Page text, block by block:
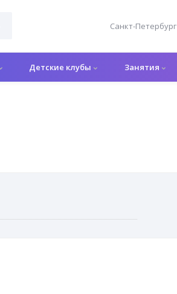
Санкт-Петербург
Детские клубы Занятия